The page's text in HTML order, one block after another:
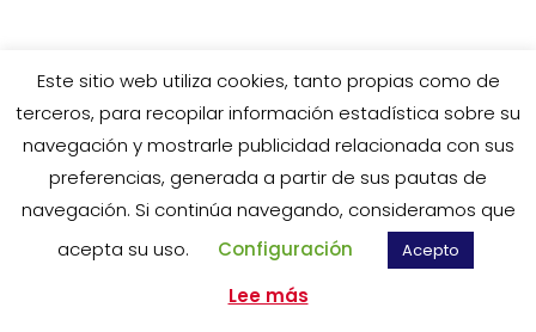
Aviso legal Política de privacidad
Política de cookies
Síguenos en:
Este sitio web utiliza cookies, tanto propias como de
terceros, para recopilar información estadística sobre su
navegación y mostrarle publicidad relacionada con sus
preferencias, generada a partir de sus pautas de
navegación. Si continúa navegando, consideramos que
acepta su uso.
Configuración Acepto
Lee más